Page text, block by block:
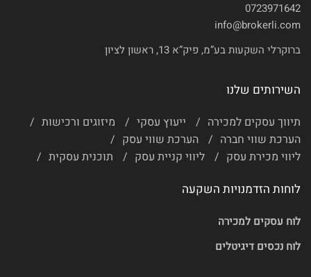
0723971642
info@brokerli.com
ברוקרלי השקעות בע”מ, פיק”א 13, ראשון לציון
השירותים שלנו
תיווך עסקים למכירה ייעוץ עסקי
מיזוגים ורכישות
הערכת שווי חברה
הערכת שווי עסק
ליווי מכירת עסק
ליווי קניית עסק תוכנית עסקית
לוחות הזדמנויות השקעה
לוח עסקים למכירה
לוח נכסים דיגיטלים